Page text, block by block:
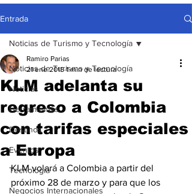
Entrada
Noticias de Turismo y Tecnología
Noticias
Herramientas
Destinos
Eventos
Tecnología
Negocios Internacionales
Noticias de Turismo y Tecnología
KLM adelanta su
regreso a Colombia
con tarifas especiales
a Europa
Ramiro Parias
21 ene 2015 1 min de lectura
KLM volará a Colombia a partir del
próximo 28 de marzo y para que los